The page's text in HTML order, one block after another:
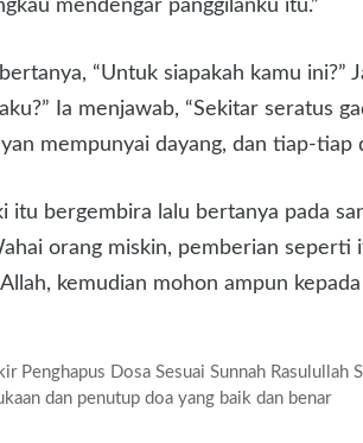
mendengar panggilanku itu.”
“Untuk siapakah kamu ini?”
Ia menjawab, “Sekitar seratus
mempunyai dayang, dan tiap-tiap
itu bergembira lalu bertanya pada
orang miskin, pemberian
kemudian mohon ampun
Penghapus Dosa Sesuai Sunnah Rasulullah
dan penutup doa yang baik dan benar